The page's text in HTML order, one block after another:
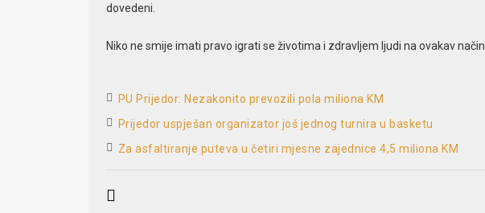
dovedeni.
Niko ne smije imati pravo igrati se životima i zdravljem ljudi na ovakav način.
PU Prijedor: Nezakonito prevozili pola miliona KM
Prijedor uspješan organizator još jednog turnira u basketu
Za asfaltiranje puteva u četiri mjesne zajednice 4,5 miliona KM